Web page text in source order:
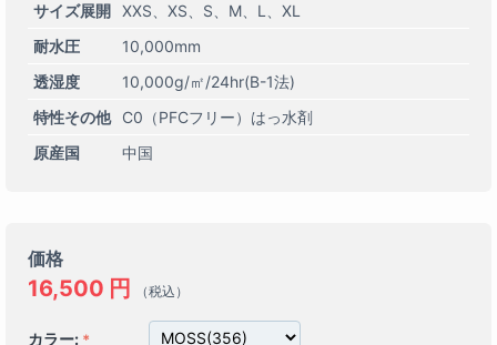
サイズ展開 XXS XS S M L
XL
耐水圧
10,000mm
透湿度
10,000g/㎡/24hr(B-1法)
特性その他
C0（PFCフリー）はっ水剤
原産国
中国
価格
16,500 円 （税込）
カラー: